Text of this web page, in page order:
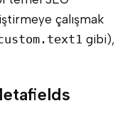
çalışmak
gibi),